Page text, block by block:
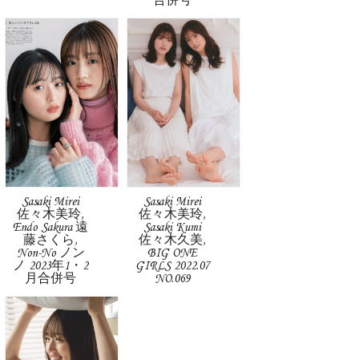
Sasaki Mirei
佐々木美玲,
Endo Sakura 遠
藤さくら,
Non-No ノン
ノ 2023年1・2
月合併号
Sasaki Mirei
佐々木美玲,
Sasaki Kumi
佐々木久美,
BIG ONE
GIRLS 2022.07
NO.069